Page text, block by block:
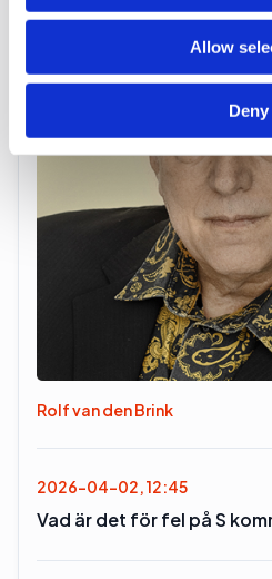
Allow
Deny
Rolf van den Brink
2026-04-02, 12:45
Vad är det för fel på S